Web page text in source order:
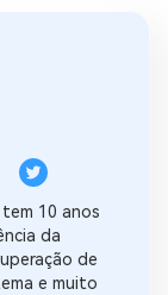
10 anos
da
de
e muito